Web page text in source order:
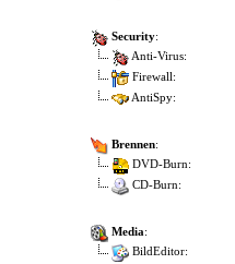
Security:
Anti-Virus:
Firewall:
AntiSpy:
Brennen:
DVD-Burn:
CD-Burn:
Media:
BildEditor: